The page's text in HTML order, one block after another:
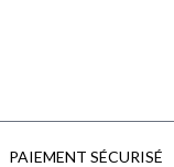
PAIEMENT SÉCURISÉ